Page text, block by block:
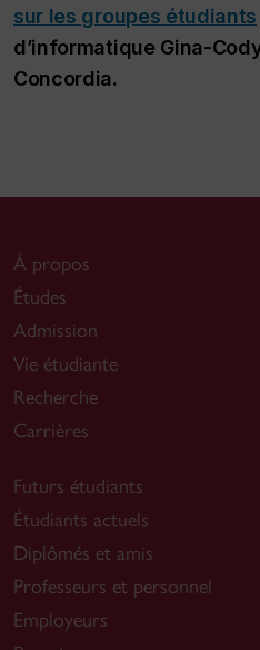
sur les groupes étudiants
d’informatique Gina-
Concordia.
À propos
Études
Admission
Vie étudiante
Recherche
Carrières
Futurs étudiants
Étudiants actuels
Diplômés et amis
Professeurs et personnel
Employeurs